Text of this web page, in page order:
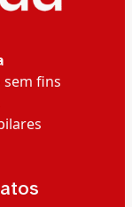
fins